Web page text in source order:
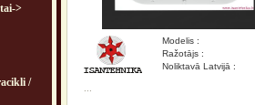
>
/
Modelis :
Ražotājs :
Noliktavā Latvijā :